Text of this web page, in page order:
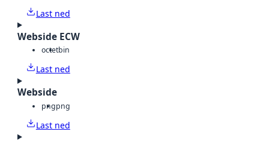
Last ned
Webside ECW
octetbin
Last ned
Webside
pngpng
Last ned